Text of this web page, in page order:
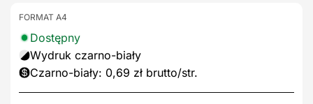
FORMAT A4
Dostępny
Wydruk czarno-biały
Czarno-biały: 0,69 zł brutto/str.